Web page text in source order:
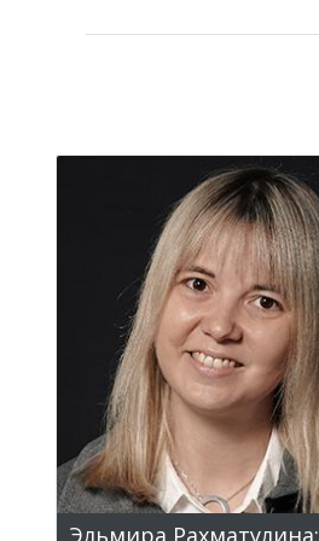
Эльмира Рахматулина: